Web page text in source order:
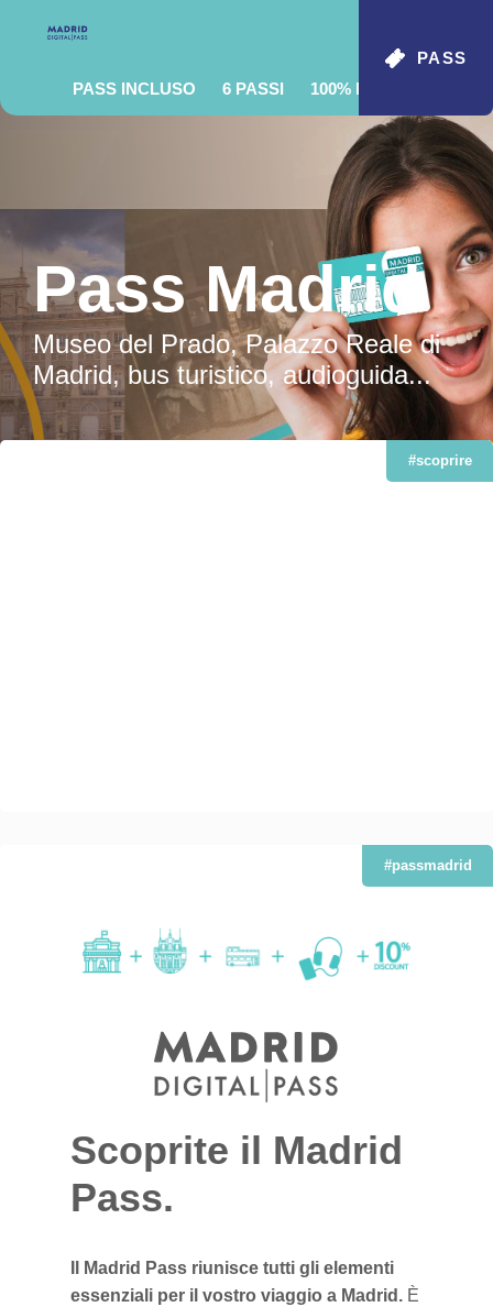
PASS INCLUSO 6 PASSI 100% MOBILE
PASS
Pass Madrid
Museo del Prado, Palazzo Reale di
Madrid, bus turistico, audioguida...
#scoprire
#passmadrid
Scoprite il Madrid
Pass.
Il Madrid Pass riunisce tutti gli elementi
essenziali per il vostro viaggio a Madrid. È